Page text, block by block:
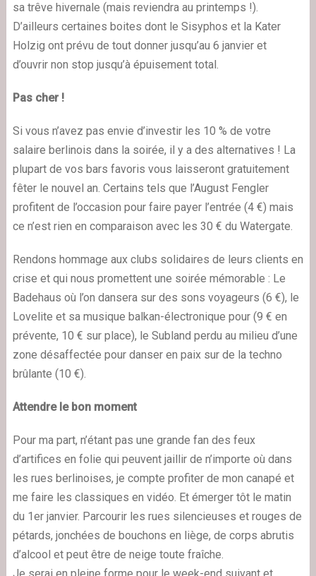
sa trêve hivernale (mais reviendra au printemps !).
D’ailleurs certaines boites dont le Sisyphos et la Kater
Holzig ont prévu de tout donner jusqu’au 6 janvier et
d’ouvrir non stop jusqu’à épuisement total.
Pas cher !
Si vous n’avez pas envie d’investir les 10 % de votre
salaire berlinois dans la soirée, il y a des alternatives ! La
plupart de vos bars favoris vous laisseront gratuitement
fêter le nouvel an. Certains tels que l’August Fengler
profitent de l’occasion pour faire payer l’entrée (4 €) mais
ce n’est rien en comparaison avec les 30 € du Watergate.
Rendons hommage aux clubs solidaires de leurs clients en
crise et qui nous promettent une soirée mémorable : Le
Badehaus où l’on dansera sur des sons voyageurs (6 €), le
Lovelite et sa musique balkan-électronique pour (9 € en
prévente, 10 € sur place), le Subland perdu au milieu d’une
zone désaffectée pour danser en paix sur de la techno
brûlante (10 €).
Attendre le bon moment
Pour ma part, n’étant pas une grande fan des feux
d’artifices en folie qui peuvent jaillir de n’importe où dans
les rues berlinoises, je compte profiter de mon canapé et
me faire les classiques en vidéo. Et émerger tôt le matin
du 1er janvier. Parcourir les rues silencieuses et rouges de
pétards, jonchées de bouchons en liège, de corps abrutis
d’alcool et peut être de neige toute fraîche.